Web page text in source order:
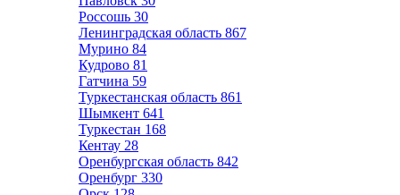
Россошь 30
Ленинградская область 867
Мурино 84
Кудрово 81
Гатчина 59
Туркестанская область 861
Шымкент 641
Туркестан 168
Кентау 28
Оренбургская область 842
Оренбург 330